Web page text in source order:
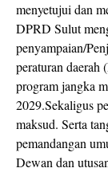
menyetujui dan
DPRD Sulut
penyampaian/
peraturan daerah
program jangka
2029.Sekaligus
maksud. Serta
pemandangan
Dewan dan